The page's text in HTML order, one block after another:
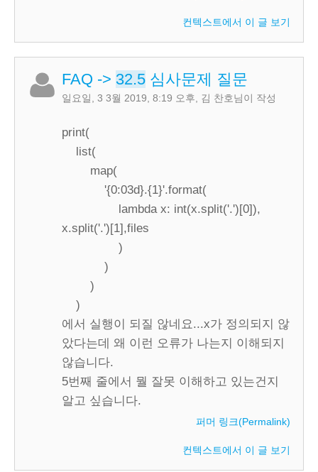
컨텍스트에서 이 글 보기
FAQ -> 32.5 심사문제 질문
일요일, 3 3월 2019, 8:19 오후 김 찬호님이 작성
print(
list(
map(
'{0:03d}.{1}'.format(
lambda x: int(x.split('.')[0]),
x.split('.')[1],files
)
)
)
)
에서 실행이 되질 않네요...x가 정의되지 않
았다는데 왜 이런 오류가 나는지 이해되지
않습니다.
5번째 줄에서 뭘 잘못 이해하고 있는건지
알고 싶습니다.
퍼머 링크(Permalink)
컨텍스트에서 이 글 보기